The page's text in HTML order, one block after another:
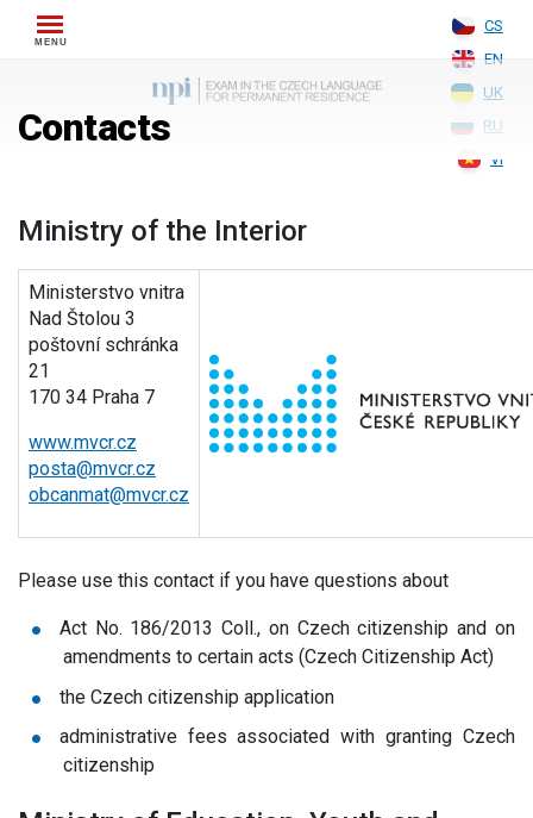
CS
EN
UK
RU
VI
Contacts
Ministry of the Interior
Ministerstvo vnitra
Nad Štolou 3
poštovní schránka
21
170 34 Praha 7
www.mvcr.cz
posta@mvcr.cz
obcanmat@mvcr.cz
Please use this contact if you have questions about
Act No. 186/2013 Coll., on Czech citizenship and on
amendments to certain acts (Czech Citizenship Act)
the Czech citizenship application
administrative fees associated with granting Czech
citizenship